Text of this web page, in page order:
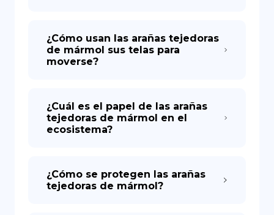
¿Cómo usan las arañas tejedoras
de mármol sus telas para
moverse?
¿Cuál es el papel de las arañas
tejedoras de mármol en el
ecosistema?
¿Cómo se protegen las arañas
tejedoras de mármol?